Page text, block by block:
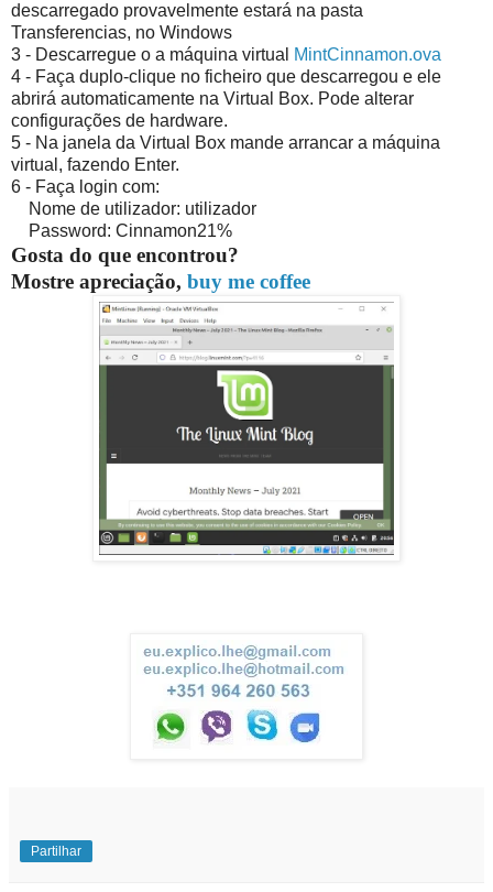
descarregado provavelmente estará na pasta
Transferencias, no Windows
3 - Descarregue o a máquina virtual
MintCinnamon.ova
4 - Faça duplo-clique no ficheiro que descarregou e ele
abrirá automaticamente na Virtual Box. Pode alterar
configurações de hardware.
5 - Na janela da Virtual Box mande arrancar a máquina
virtual, fazendo Enter.
6 - Faça login com:
Nome de utilizador: utilizador
Password: Cinnamon21%
Gosta do que encontrou?
Mostre apreciação, buy me coffee
Partilhar